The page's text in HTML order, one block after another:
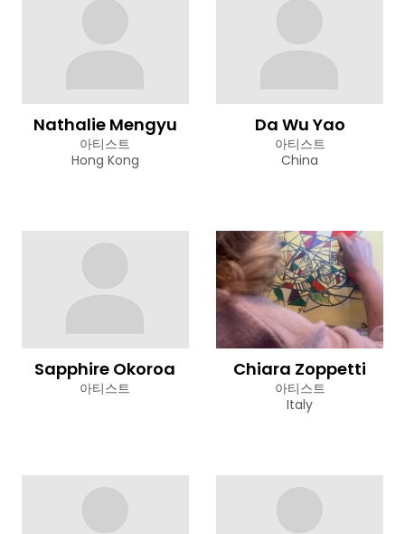
Nathalie Mengyu
아티스트
Hong Kong
Da Wu Yao
아티스트
China
Sapphire Okoroa
아티스트
Chiara Zoppetti
아티스트
Italy